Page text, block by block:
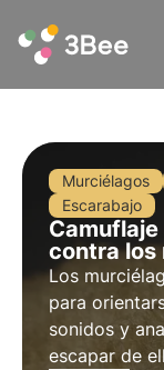
Murciélagos
Escarabajo
contra los
Los
para
sonidos y
escapar de